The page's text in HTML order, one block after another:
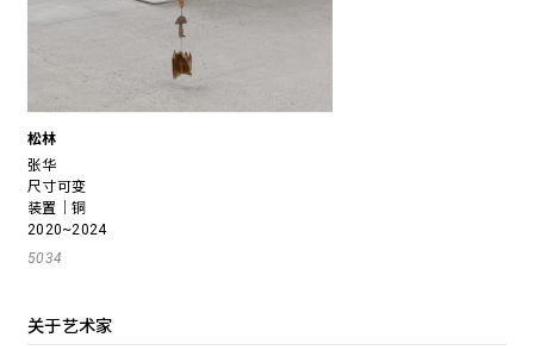
松林
张华
尺寸可变
装置｜铜
2020~2024
5034
关于艺术家